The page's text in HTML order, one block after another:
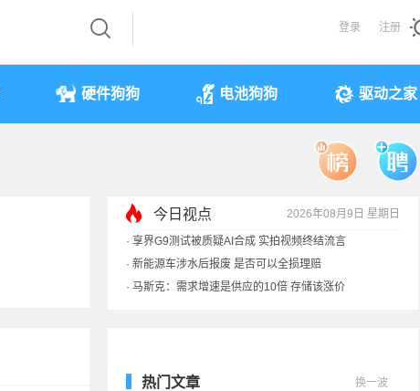
登录 注册
硬件狗狗 电池狗狗 驱动之家
今日视点 2026年08月9日 星期日
· 享界G9测试被质疑AI合成 实拍视频终结流言
· 新能源车涉水后报废 是否可以全损理赔
· 马斯克：需求增速是供应的10倍 存储该涨价
热门文章 换一波